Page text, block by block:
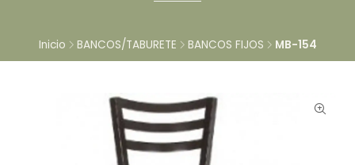
Inicio BANCOS/TABURETE BANCOS FIJOS MB-154